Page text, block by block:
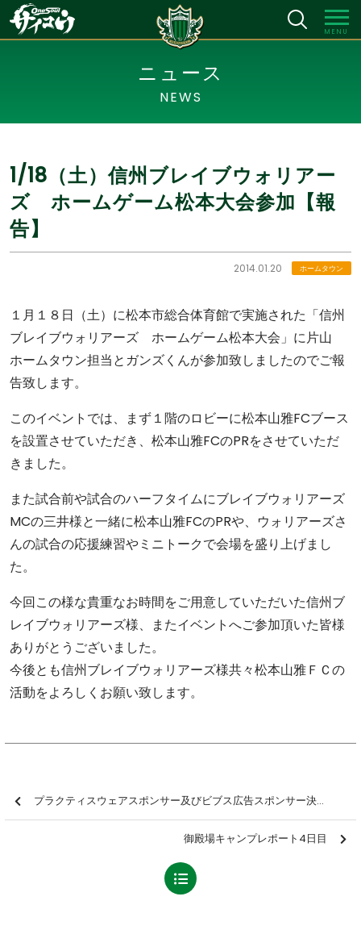
MENU
ニュース
NEWS
1/18（土）信州ブレイブウォリアー
ズ ホームゲーム松本大会参加【報
告】
2014.01.20 ホームタウン
１月１８日（土）に松本市総合体育館で実施された「信州
ブレイブウォリアーズ ホームゲーム松本大会」に片山
ホームタウン担当とガンズくんが参加致しましたのでご報
告致します。
このイベントでは、まず１階のロビーに松本山雅FCブース
を設置させていただき、松本山雅FCのPRをさせていただ
きました。
また試合前や試合のハーフタイムにブレイブウォリアーズ
MCの三井様と一緒に松本山雅FCのPRや、ウォリアーズさ
んの試合の応援練習やミニトークで会場を盛り上げまし
た。
今回この様な貴重なお時間をご用意していただいた信州ブ
レイブウォリアーズ様、またイベントへご参加頂いた皆様
ありがとうございました。
今後とも信州ブレイブウォリアーズ様共々松本山雅ＦＣの
活動をよろしくお願い致します。
プラクティスウェアスポンサー及びビブス広告スポンサー決定のお知らせ
御殿場キャンプレポート4日目